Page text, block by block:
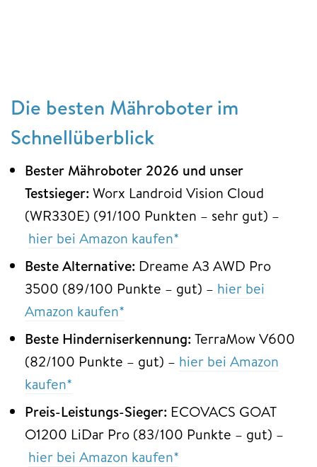
Die besten Mähroboter im
Schnellüberblick
Bester Mähroboter 2026 und unser
Testsieger: Worx Landroid Vision Cloud
(WR330E) (91/100 Punkten – sehr gut) –
hier bei Amazon kaufen*
Beste Alternative: Dreame A3 AWD Pro
3500 (89/100 Punkte – gut) – hier bei
Amazon kaufen*
Beste Hinderniserkennung: TerraMow V600
(82/100 Punkte – gut) – hier bei Amazon
kaufen*
Preis-Leistungs-Sieger: ECOVACS GOAT
O1200 LiDar Pro (83/100 Punkte – gut) –
hier bei Amazon kaufen*